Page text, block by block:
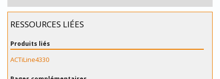
RESSOURCES LIÉES
Produits liés
ACTiLine4330